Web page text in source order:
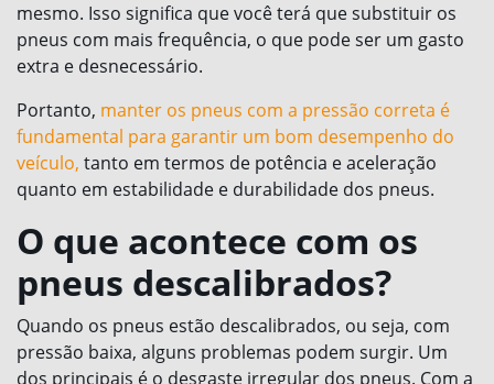
mesmo. Isso significa que você terá que substituir os
pneus com mais frequência, o que pode ser um gasto
extra e desnecessário.
Portanto, manter os pneus com a pressão correta é
fundamental para garantir um bom desempenho do
veículo, tanto em termos de potência e aceleração
quanto em estabilidade e durabilidade dos pneus.
O que acontece com os
pneus descalibrados?
Quando os pneus estão descalibrados, ou seja, com
pressão baixa, alguns problemas podem surgir. Um
dos principais é o desgaste irregular dos pneus. Com a